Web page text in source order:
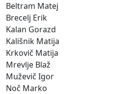
Beltram Matej
Brecelj Erik
Kalan Gorazd
Kališnik Matija
Krkovič Matija
Mrevlje Blaž
Muževič Igor
Noč Marko